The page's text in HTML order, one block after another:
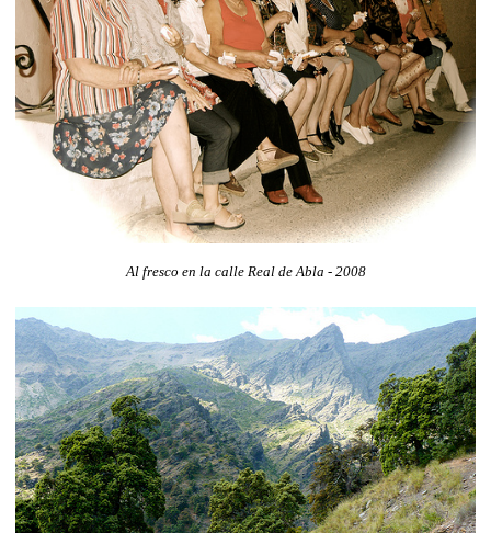
Al fresco en la calle Real de Abla - 2008